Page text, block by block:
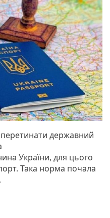
державний
України, для цього
Така норма почала